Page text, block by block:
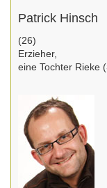
Patrick Hinsch
(26)
Erzieher,
eine Tochter Rieke